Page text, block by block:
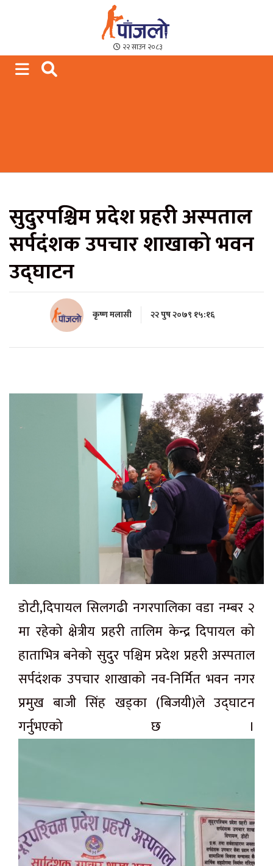
Paajalo News
We are from Far West Nepal
२२ साउन २०८३
सुदुरपश्चिम प्रदेश प्रहरी अस्पताल
सर्पदंशक उपचार शाखाको भवन
उद्घाटन
कृष्ण मलासी २२ पुष २०७९ १५:१६
डोटी,दिपायल सिलगढी नगरपालिका वडा नम्बर २
मा रहेको क्षेत्रीय प्रहरी तालिम केन्द्र दिपायल को
हाताभित्र बनेको सुदुर पश्चिम प्रदेश प्रहरी अस्पताल
सर्पदंशक उपचार शाखाको नव-निर्मित भवन नगर
प्रमुख बाजी सिंह खड्का (बिजयी)ले उद्घाटन
गर्नुभएको छ ।